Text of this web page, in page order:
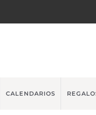
CALENDARIOS